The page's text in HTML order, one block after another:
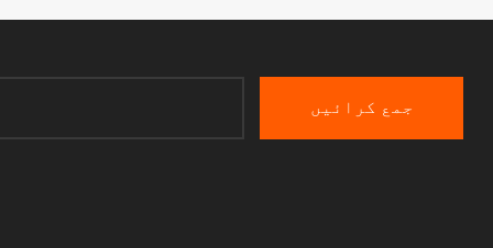
جمع کرائیں